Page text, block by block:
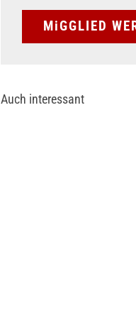
MiGGLIED
Auch interessant